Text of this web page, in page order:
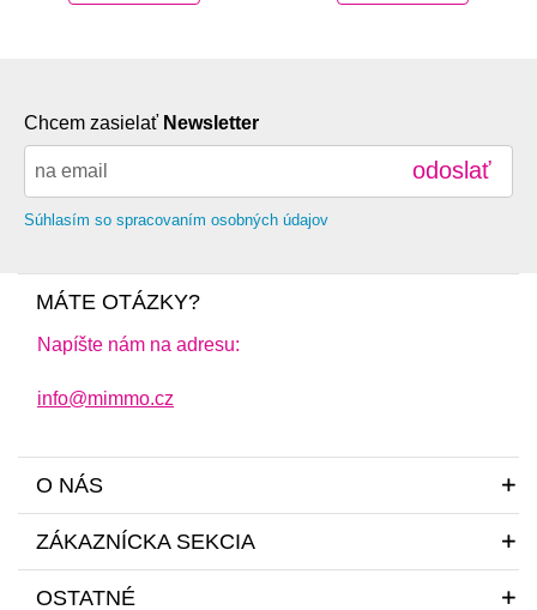
Chcem zasielať Newsletter
odoslať
Súhlasím so spracovaním osobných údajov
MÁTE OTÁZKY?
Napíšte nám na adresu:
info@mimmo.cz
O NÁS
ZÁKAZNÍCKA SEKCIA
OSTATNÉ